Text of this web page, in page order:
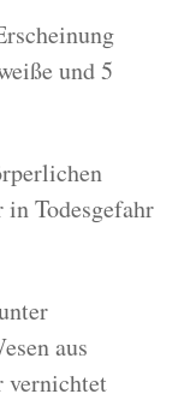
und 5
Todesgefahr
aus
vernichtet